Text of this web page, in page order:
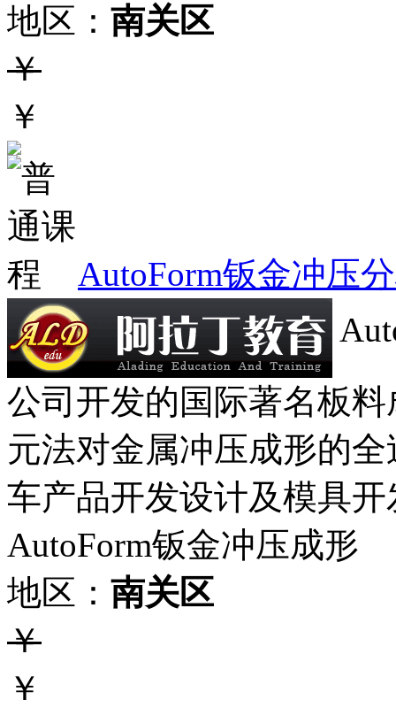
地区： 南关区
￥
￥
AutoForm钣金冲压
公司开发的国际著名板
元法对金属冲压成形的
车产品开发设计及模具
AutoForm钣金冲压成形
地区： 南关区
￥
￥